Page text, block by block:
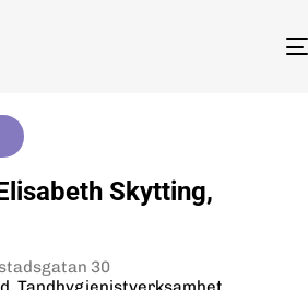
Skytting,
30